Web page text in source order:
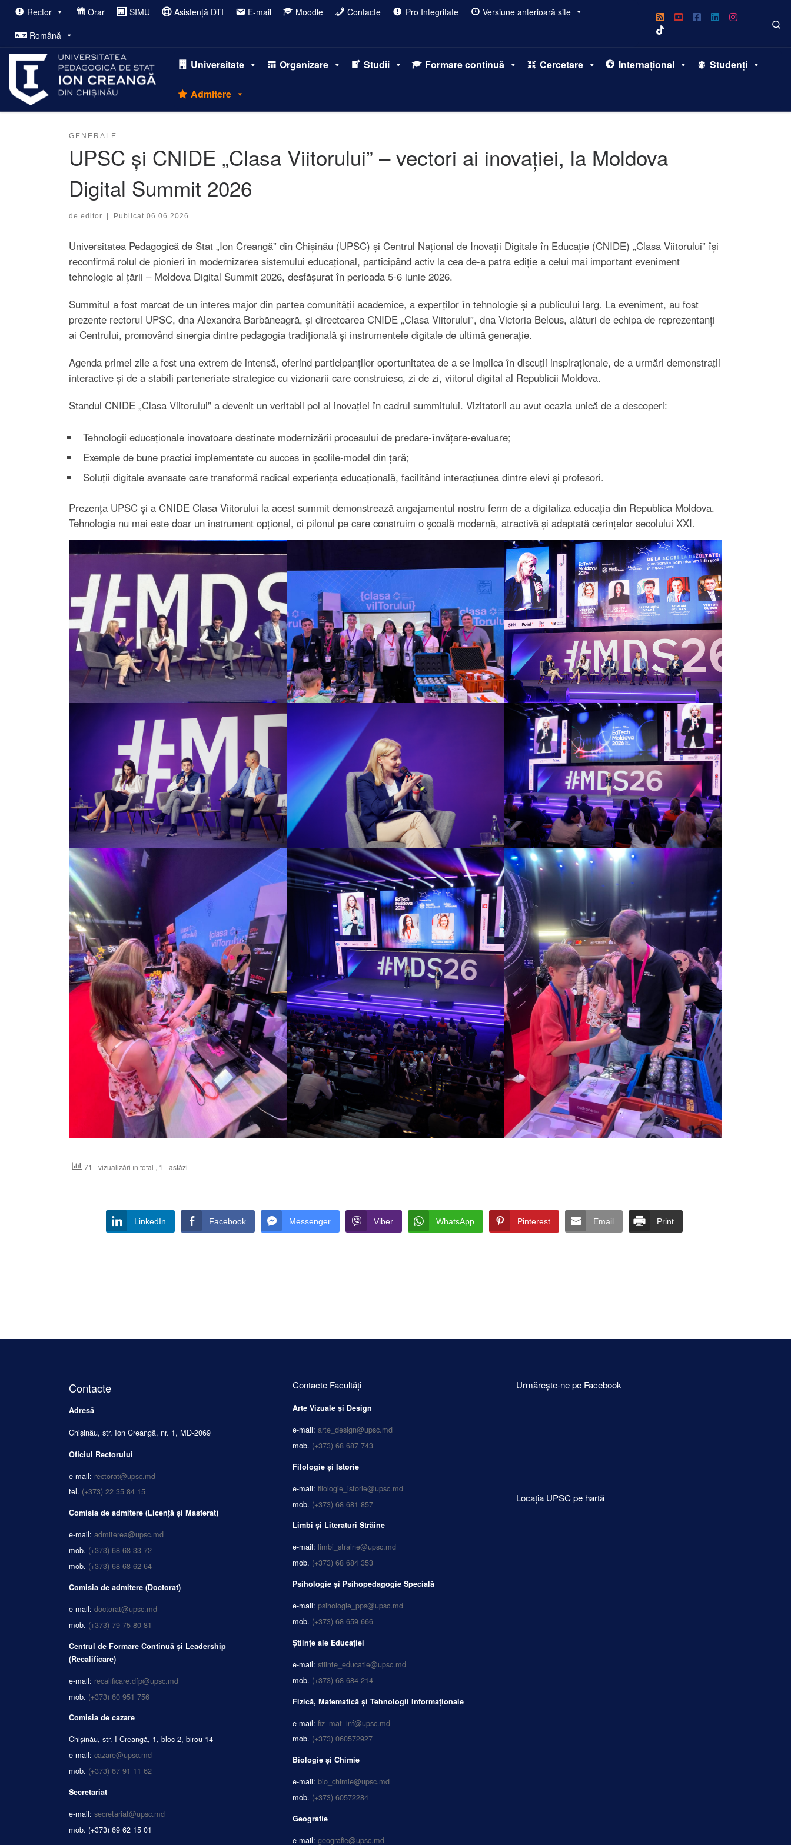
Afișează întregul conținut
Rector Orar SIMU Asistență DTI E-mail Moodle Contacte Pro Integritate
Versiune anterioară site
Română
Universitate Organizare Studii Formare continuă Cercetare Internațional Studenți
Admitere
GENERALE
UPSC și CNIDE „Clasa Viitorului” – vectori ai inovației, la Moldova
Digital Summit 2026
de editor | Publicat 06.06.2026
Universitatea Pedagogică de Stat „Ion Creangă” din Chișinău (UPSC) și Centrul Național de Inovații Digitale în Educație (CNIDE) „Clasa Viitorului” își
reconfirmă rolul de pionieri în modernizarea sistemului educațional, participând activ la cea de-a patra ediție a celui mai important eveniment
tehnologic al țării – Moldova Digital Summit 2026, desfășurat în perioada 5-6 iunie 2026.
Summitul a fost marcat de un interes major din partea comunității academice, a experților în tehnologie și a publicului larg. La eveniment, au fost
prezente rectorul UPSC, dna Alexandra Barbăneagră, și directoarea CNIDE „Clasa Viitorului”, dna Victoria Belous, alături de echipa de reprezentanți
ai Centrului, promovând sinergia dintre pedagogia tradițională și instrumentele digitale de ultimă generație.
Agenda primei zile a fost una extrem de intensă, oferind participanților oportunitatea de a se implica în discuții inspiraționale, de a urmări demonstrații
interactive și de a stabili parteneriate strategice cu vizionarii care construiesc, zi de zi, viitorul digital al Republicii Moldova.
Standul CNIDE „Clasa Viitorului” a devenit un veritabil pol al inovației în cadrul summitului. Vizitatorii au avut ocazia unică de a descoperi:
Tehnologii educaționale inovatoare destinate modernizării procesului de predare-învățare-evaluare;
Exemple de bune practici implementate cu succes în școlile-model din țară;
Soluții digitale avansate care transformă radical experiența educațională, facilitând interacțiunea dintre elevi și profesori.
Prezența UPSC și a CNIDE Clasa Viitorului la acest summit demonstrează angajamentul nostru ferm de a digitaliza educația din Republica Moldova.
Tehnologia nu mai este doar un instrument opțional, ci pilonul pe care construim o școală modernă, atractivă și adaptată cerințelor secolului XXI.
71 - vizualizări în total , 1 - astăzi
LinkedIn Facebook Messenger Viber WhatsApp Pinterest Email Print
Contacte
Adresă
Chișinău, str. Ion Creangă, nr. 1, MD-2069
Oficiul Rectorului
e-mail: rectorat@upsc.md
tel. (+373) 22 35 84 15
Comisia de admitere (Licență și Masterat)
e-mail: admiterea@upsc.md
mob. (+373) 68 68 33 72
mob. (+373) 68 68 62 64
Comisia de admitere (Doctorat)
e-mail: doctorat@upsc.md
mob. (+373) 79 75 80 81
Centrul de Formare Continuă și Leadership
(Recalificare)
e-mail: recalificare.dfp@upsc.md
mob. (+373) 60 951 756
Comisia de cazare
Chișinău, str. I Creangă, 1, bloc 2, birou 14
e-mail: cazare@upsc.md
mob. (+373) 67 91 11 62
Secretariat
e-mail: secretariat@upsc.md
mob. (+373) 69 62 15 01
Contacte Facultăți
Arte Vizuale și Design
e-mail: arte_design@upsc.md
mob. (+373) 68 687 743
Filologie și Istorie
e-mail: filologie_istorie@upsc.md
mob. (+373) 68 681 857
Limbi și Literaturi Străine
e-mail: limbi_straine@upsc.md
mob. (+373) 68 684 353
Psihologie și Psihopedagogie Specială
e-mail: psihologie_pps@upsc.md
mob. (+373) 68 659 666
Științe ale Educației
e-mail: stiinte_educatie@upsc.md
mob. (+373) 68 684 214
Fizică, Matematică și Tehnologii Informaționale
e-mail: fiz_mat_inf@upsc.md
mob. (+373) 060572927
Biologie și Chimie
e-mail: bio_chimie@upsc.md
mob. (+373) 60572284
Geografie
e-mail: geografie@upsc.md
Urmărește-ne pe Facebook
Locația UPSC pe hartă